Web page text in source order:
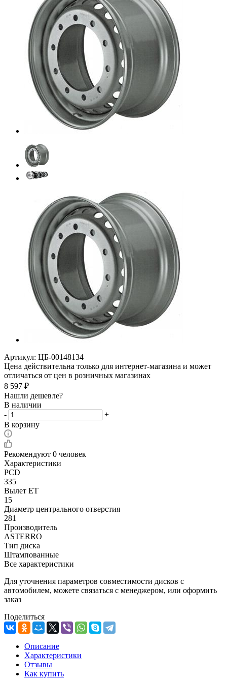
Артикул: ЦБ-00148134
Цена действительна только для интернет-магазина и может
отличаться от цен в розничных магазинах
8 597 ₽
Нашли дешевле?
В наличии
-
+
В корзину
Рекомендуют 0 человек
Характеристики
PCD
335
Вылет ET
15
Диаметр центрального отверстия
281
Производитель
ASTERRO
Тип диска
Штампованные
Все характеристики
Для уточнения параметров совместимости дисков с
автомобилем, можете связаться с менеджером, или оформить
заказ
Поделиться
Описание
Характеристики
Отзывы
Как купить